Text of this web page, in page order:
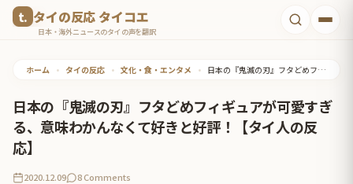
タイの反応 タイコエ
日本・海外ニュースのタイの声を翻訳
ホーム • タイの反応 • 文化・食・エンタメ • 日本の『鬼滅の刃』フタどめフィギュアが可愛すぎる、意味わかんなくて好きと好評！【タイ人の反応】
日本の『鬼滅の刃』フタどめフィギュアが可愛すぎ
る、意味わかんなくて好きと好評！【タイ人の反
応】
2020.12.09 8 Comments